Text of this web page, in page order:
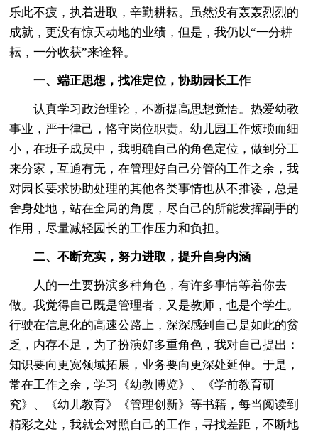
乐此不疲，执着进取，辛勤耕耘。虽然没有轰轰烈烈的
成就，更没有惊天动地的业绩，但是，我仍以“一分耕
耘，一分收获”来诠释。
一、端正思想，找准定位，协助园长工作
认真学习政治理论，不断提高思想觉悟。热爱幼教
事业，严于律己，恪守岗位职责。幼儿园工作烦琐而细
小，在班子成员中，我明确自己的角色定位，做到分工
来分家，互通有无，在管理好自己分管的工作之余，我
对园长要求协助处理的其他各类事情也从不推诿，总是
舍身处地，站在全局的角度，尽自己的所能发挥副手的
作用，尽量减轻园长的工作压力和负担。
二、不断充实，努力进取，提升自身内涵
人的一生要扮演多种角色，有许多事情等着你去
做。我觉得自己既是管理者，又是教师，也是个学生。
行驶在信息化的高速公路上，深深感到自己是如此的贫
乏，内存不足，为了扮演好多重角色，我对自己提出：
知识要向更宽领域拓展，业务要向更深处延伸。于是，
常在工作之余，学习《幼教博览》、《学前教育研
究》、《幼儿教育》《管理创新》等书籍，每当阅读到
精彩之处，我就会对照自己的工作，寻找差距，不断地